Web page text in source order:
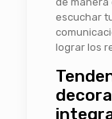
escuchar
lograr los